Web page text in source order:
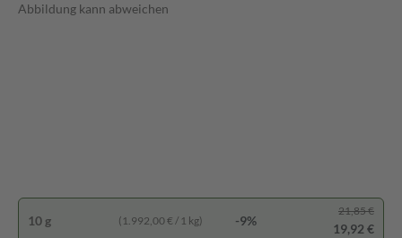
Abbildung kann abweichen
10 g (1.992,00 € / 1 kg) -9%
21,85 €
19,92 €